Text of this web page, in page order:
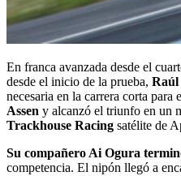
En franca avanzada desde el
desde el inicio de la prueba, Raúl
necesaria en la carrera corta para
Assen y alcanzó el triunfo en un
Trackhouse Racing satélite de
Su compañero Ai Ogura
competencia. El nipón llegó a